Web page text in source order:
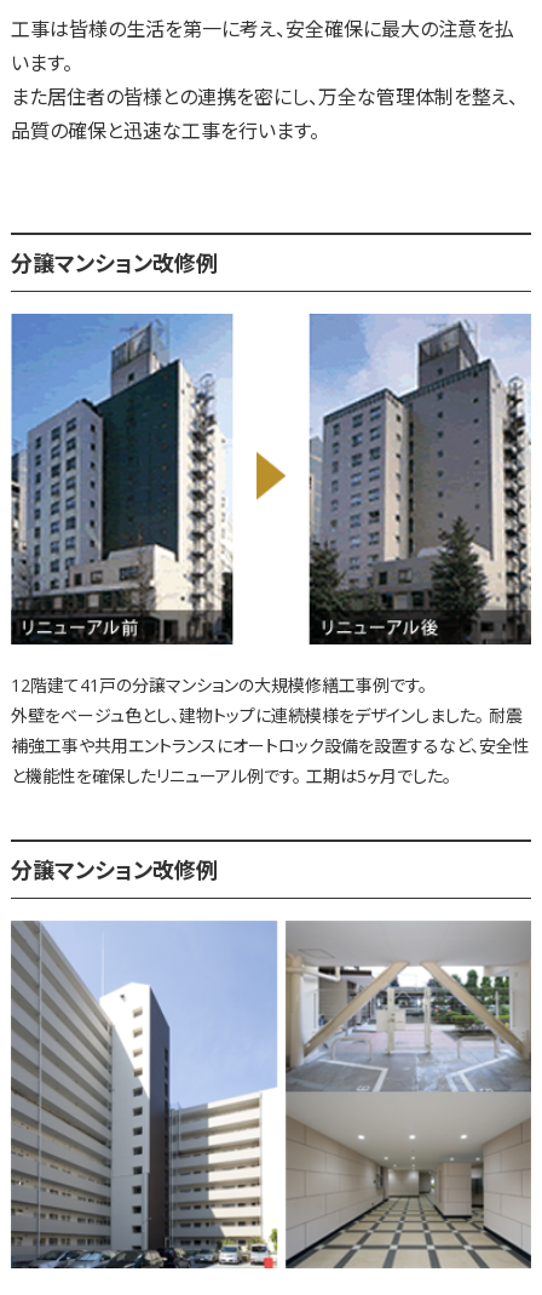
工事は皆様の生活を第一に考え、安全確保に最大の注意を払
います。
また居住者の皆様との連携を密にし、万全な管理体制を整え、
品質の確保と迅速な工事を行います。
分譲マンション改修例
12階建て41戸の分譲マンションの大規模修繕工事例です。
外壁をベージュ色とし、建物トップに連続模様をデザインしました。 耐震
補強工事や共用エントランスにオートロック設備を設置するなど、安全性
と機能性を確保したリニューアル例です。 工期は5ヶ月でした。
分譲マンション改修例